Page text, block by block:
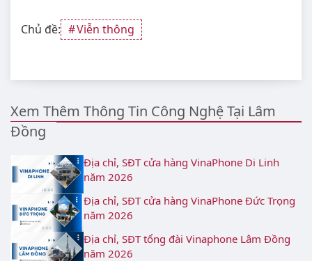
Chủ đề: Viễn thông
Xem Thêm Thông Tin Công Nghệ Tại Lâm
Đồng
Địa chỉ, SĐT cửa hàng VinaPhone Di Linh
năm 2026
Địa chỉ, SĐT cửa hàng VinaPhone Đức Trọng
năm 2026
Địa chỉ, SĐT tổng đài Vinaphone Lâm Đồng
năm 2026